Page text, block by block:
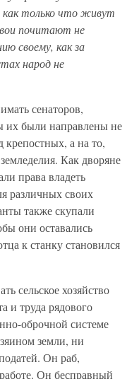
как только что живут
почитают не
своему, как за
народ не
сенаторов,
были направлены не
крепостных, а на то,
Как дворяне
права владеть
различных своих
также скупали
они оставались
к станку становился
сельское хозяйство
и труда рядового
оброчной системе
земли, ни
Он раб,
Он бесправный